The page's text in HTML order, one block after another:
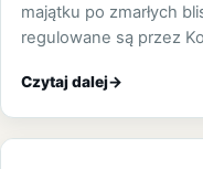
majątku po zmarłych
regulowane są przez
Czytaj dalej→